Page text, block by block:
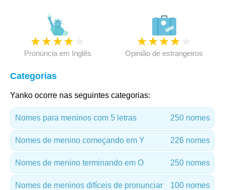
★★★★
Pronúncia em Inglês
★★★★
Opinião de estrangeiros
Categorias
Yanko ocorre nas seguintes categorias:
Nomes para meninos com 5 letras 250 nomes
Nomes de menino começando em Y 226 nomes
Nomes de menino terminando em O 250 nomes
Nomes de meninos difíceis de pronunciar 100 nomes